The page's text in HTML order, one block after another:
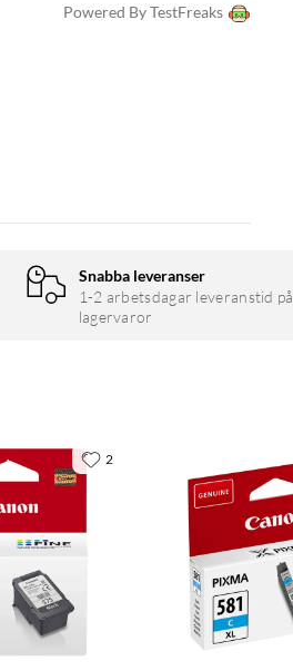
Powered By TestFreaks
Snabba leveranser
1-2 arbetsdagar leveranstid på
lagervaror
2